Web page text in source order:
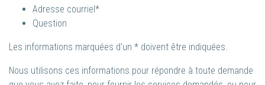
Adresse courriel*
Question
Les informations marquées d'un * doivent être indiquées.
Nous utilisons ces informations pour répondre à toute demande